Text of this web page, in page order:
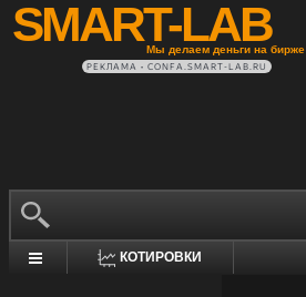
SMART-LAB
Мы делаем деньги на бирже
РЕКЛАМА • CONFA.SMART-LAB.RU
КОТИРОВКИ